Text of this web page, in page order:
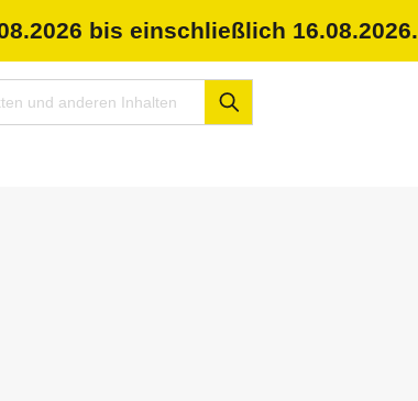
bis einschließlich 16.08.2026.